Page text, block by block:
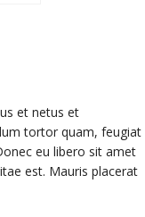
et netus et
tortor quam, feugiat
eu libero sit amet
est. Mauris placerat